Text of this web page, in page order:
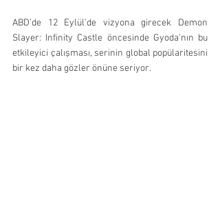
ABD’de 12 Eylül’de vizyona girecek Demon
Slayer: Infinity Castle öncesinde Gyoda’nın bu
etkileyici çalışması, serinin global popülaritesini
bir kez daha gözler önüne seriyor.